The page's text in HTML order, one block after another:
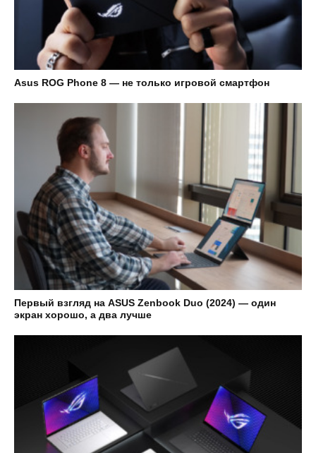
Asus ROG Phone 8 — не только игровой смартфон
Первый взгляд на ASUS Zenbook Duo (2024) — один
экран хорошо, а два лучше